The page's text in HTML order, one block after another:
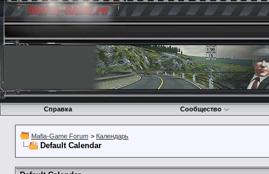
Справка Сообщество
Mafia-Game Forum > Календарь
Default Calendar